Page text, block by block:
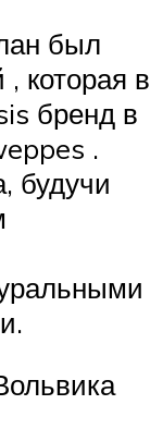
был
которая в
бренд в
.
будучи